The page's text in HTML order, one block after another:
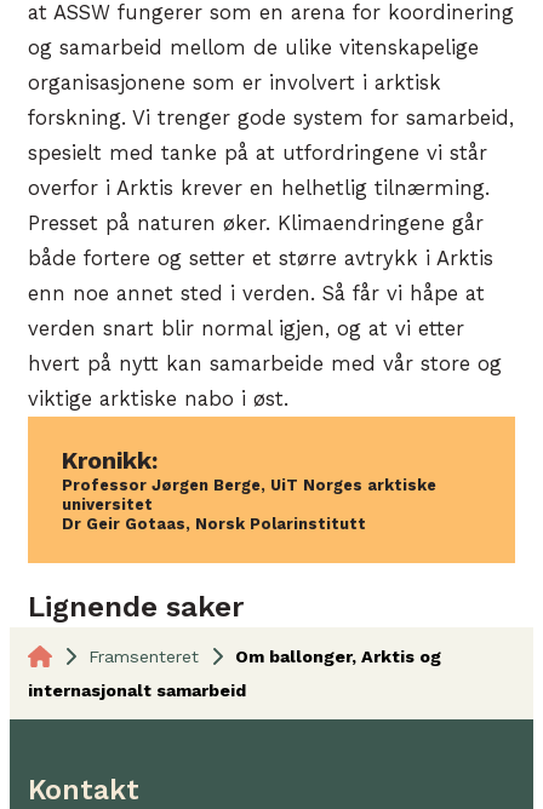
at ASSW fungerer som en arena for koordinering
og samarbeid mellom de ulike vitenskapelige
organisasjonene som er involvert i arktisk
forskning. Vi trenger gode system for samarbeid,
spesielt med tanke på at utfordringene vi står
overfor i Arktis krever en helhetlig tilnærming.
Presset på naturen øker. Klimaendringene går
både fortere og setter et større avtrykk i Arktis
enn noe annet sted i verden. Så får vi håpe at
verden snart blir normal igjen, og at vi etter
hvert på nytt kan samarbeide med vår store og
viktige arktiske nabo i øst.
Kronikk:
Professor Jørgen Berge, UiT Norges arktiske
universitet
Dr Geir Gotaas, Norsk Polarinstitutt
Lignende saker
Framsenteret
Om ballonger, Arktis og
internasjonalt samarbeid
Kontakt